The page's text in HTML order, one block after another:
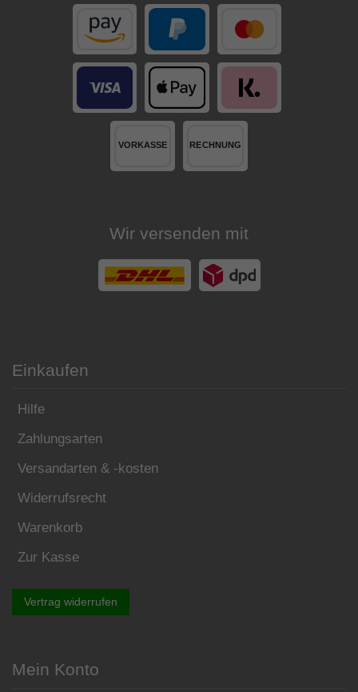
Wir versenden mit
Einkaufen
Hilfe
Zahlungsarten
Versandarten & -kosten
Widerrufsrecht
Warenkorb
Zur Kasse
Vertrag widerrufen
Mein Konto